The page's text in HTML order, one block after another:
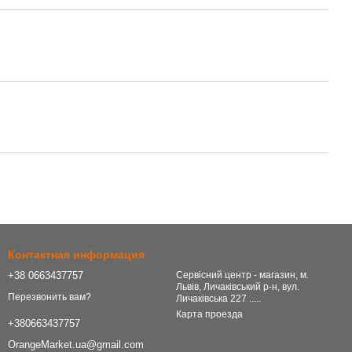
Контактная информация
+38 0663437757
Перезвонить вам?
+380663437757
OrangeMarket.ua@gmail.com
Сервісний центр - магазин, м.
Львів, Личаківський р-н, вул.
Личаківська 227 .....
Карта проезда